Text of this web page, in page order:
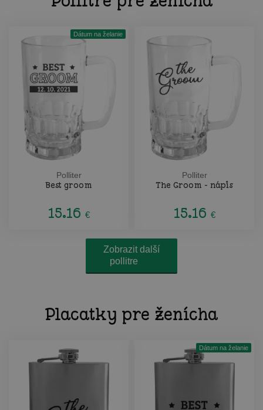
Dátum na želanie
Polliter
Best groom
15.16 €
Polliter
The Groom - nápis
15.16 €
Zobrazit další
pollitre
Placatky pre ženícha
Dátum na želanie